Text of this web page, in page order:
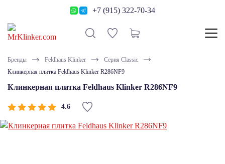
+7 (915) 322-70-34
Бренды Feldhaus Klinker
Серия Classic
Клинкерная плитка Feldhaus Klinker R286NF9
Клинкерная плитка Feldhaus Klinker R286NF9
4.6